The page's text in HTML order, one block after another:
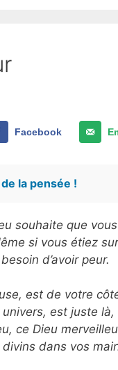
Facebook
la pensée !
souhaite que
si vous étiez
d’avoir peur.
est de votre
est juste là,
ce Dieu
dans vos